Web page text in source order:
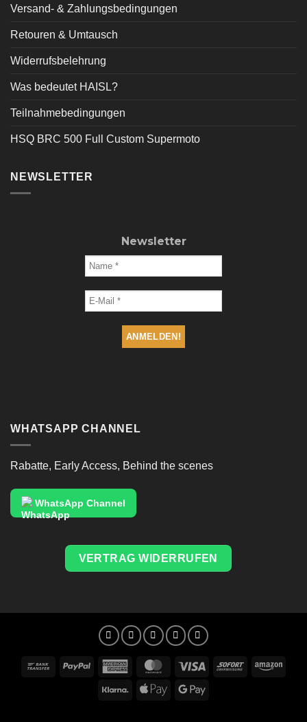
Versand- & Zahlungsbedingungen
Retouren & Umtausch
Widerrufsbelehrung
Was bedeutet HAISL?
Teilnahmebedingungen
HSQ BRC 500 Full Custom Supermoto
NEWSLETTER
Newsletter
WHATSAPP CHANNEL
Rabatte, Early Access, Behind the scenes
WhatsApp Channel
VERTRAG WIDERRUFEN
Bank
PayPal
American
Express
MasterCardVisa Sofort
Klarna
Apple
Google